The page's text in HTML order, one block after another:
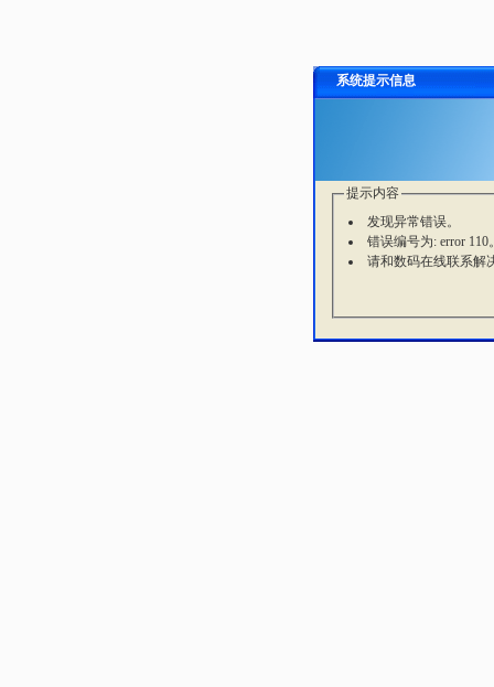
系统提示信息
提示内容
发现异常错误。
错误编号为: error 110
请和数码在线联系解